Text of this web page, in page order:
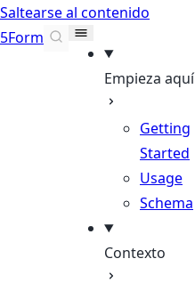
Saltearse al contenido
5Form
Empieza aquí
Getting
Started
Usage
Schema
Contexto